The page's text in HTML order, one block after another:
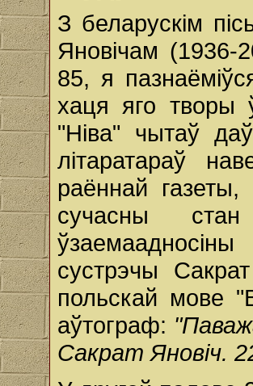
З беларускім
Яновічам (1936-
85, я
хаця яго творы
"Ніва" чытаў
літаратараў
раённай
сучасны
сустрэчы
польскай мове
аўтограф:
Сакрат Яновіч.